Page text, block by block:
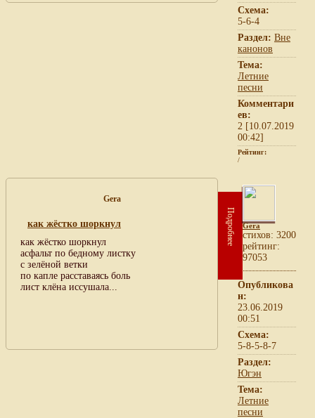
Схема:
5-6-4
Раздел: Вне
канонов
Тема:
Летние
песни
Комментари
ев:
2 [10.07.2019
00:42]
Рейтинг:
/
Gera
как жёстко шоркнул
как жёстко шоркнул
асфальт по бедному листку
с зелёной ветки
по капле расставаясь боль
лист клёна иссушала...
Подробнее Gera
cтихов: 3200
рейтинг:
97053
Опубликова
н:
23.06.2019
00:51
Схема:
5-8-5-8-7
Раздел:
Югэн
Тема:
Летние
песни